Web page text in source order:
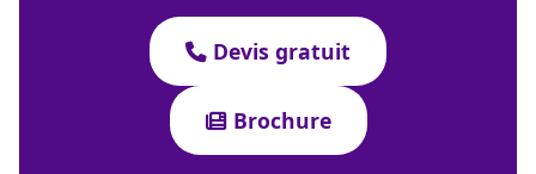
Devis gratuit
Brochure